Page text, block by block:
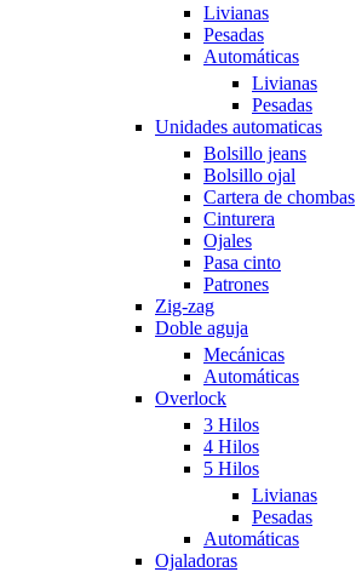
Livianas
Pesadas
Automáticas
Livianas
Pesadas
Unidades automaticas
Bolsillo jeans
Bolsillo ojal
Cartera de chombas
Cinturera
Ojales
Pasa cinto
Patrones
Zig-zag
Doble aguja
Mecánicas
Automáticas
Overlock
3 Hilos
4 Hilos
5 Hilos
Livianas
Pesadas
Automáticas
Ojaladoras